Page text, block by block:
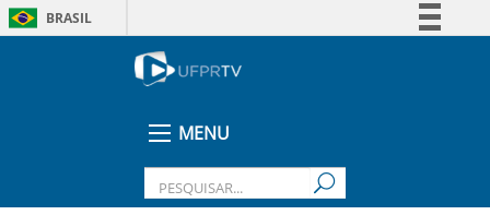
BRASIL
Legislação
MENU